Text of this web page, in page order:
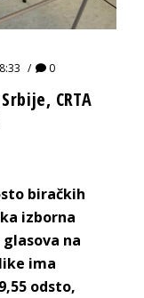
0
CRTA
biračkih
izborna
na
ima
odsto,